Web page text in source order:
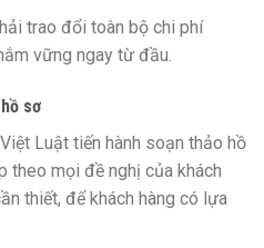
trao đổi toàn bộ chi phí
vững ngay từ đầu.
sơ
Luật tiến hành soạn thảo hồ
theo mọi đề nghị của khách
thiết, để khách hàng có lựa